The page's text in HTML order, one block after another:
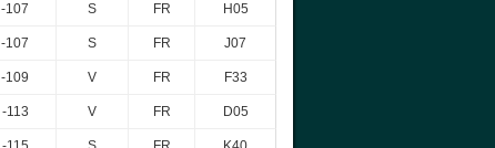
-107 S FR H05
-107 S FR J07
-109 V FR F33
-113 V FR D05